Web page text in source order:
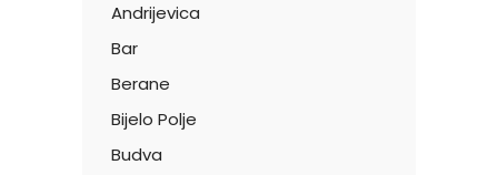
Andrijevica
Bar
Berane
Bijelo Polje
Budva